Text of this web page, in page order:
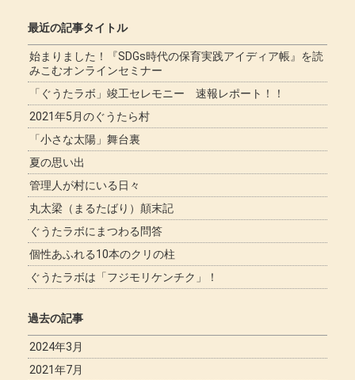
最近の記事タイトル
始まりました！『SDGs時代の保育実践アイディア帳』を読
みこむオンラインセミナー
「ぐうたラボ」竣工セレモニー 速報レポート！！
2021年5月のぐうたら村
「小さな太陽」舞台裏
夏の思い出
管理人が村にいる日々
丸太梁（まるたばり）顛末記
ぐうたラボにまつわる問答
個性あふれる10本のクリの柱
ぐうたラボは「フジモリケンチク」！
過去の記事
2024年3月
2021年7月